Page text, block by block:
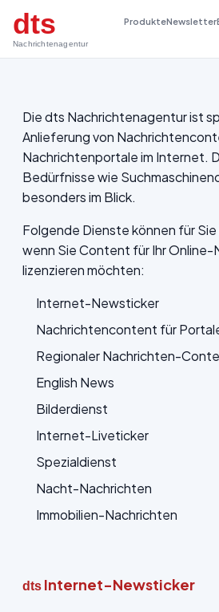
dts
Nachrichtenagentur
ProdukteNewsletter
Die dts Nachrichtenagentur ist
Anlieferung von
Nachrichtenportale im Internet.
Bedürfnisse wie
besonders im Blick.
Folgende Dienste können für
wenn Sie Content für Ihr
lizenzieren möchten:
Internet-Newsticker
Nachrichtencontent für
Regionaler Nachrichten-
English News
Bilderdienst
Internet-Liveticker
Spezialdienst
Nacht-Nachrichten
Immobilien-Nachrichten
dts Internet-Newsticker